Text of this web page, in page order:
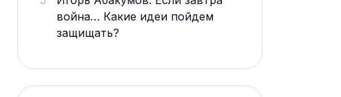
война… Какие идеи пойдем
защищать?